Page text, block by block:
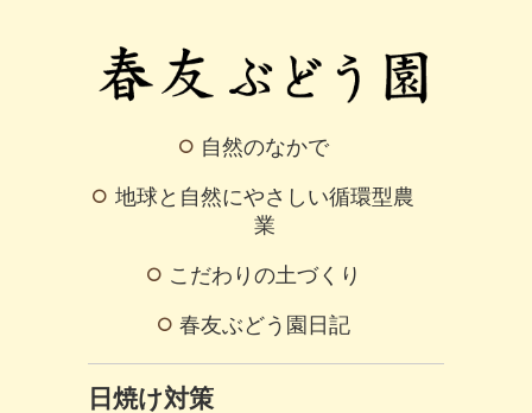
自然のなかで
地球と自然にやさしい循環型農
業
こだわりの土づくり
春友ぶどう園日記
日焼け対策